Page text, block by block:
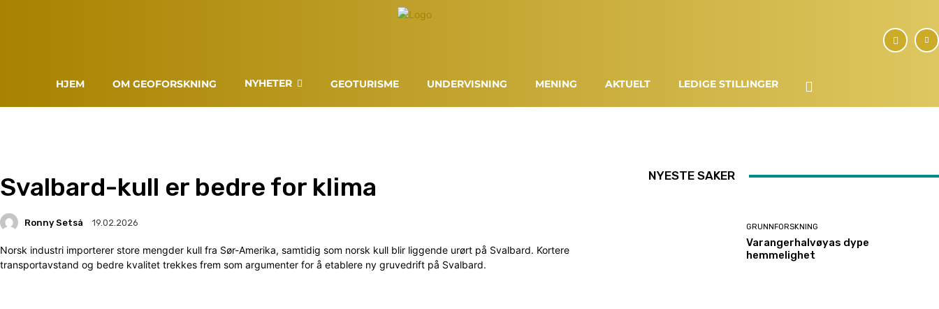
HJEM OM GEOFORSKNING NYHETER GEOTURISME UNDERVISNING MENING AKTUELT LEDIGE STILLINGER
Svalbard-kull er bedre for klima
Ronny Setså 19.02.2026
Norsk industri importerer store mengder kull fra Sør-Amerika, samtidig som norsk kull blir liggende urørt på Svalbard. Kortere
transportavstand og bedre kvalitet trekkes frem som argumenter for å etablere ny gruvedrift på Svalbard.
NYESTE SAKER
GRUNNFORSKNING
Varangerhalvøyas dype
hemmelighet